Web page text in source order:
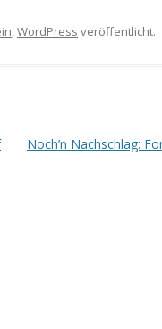
,WordPress veröffentlicht.
Noch’n Nachschlag: